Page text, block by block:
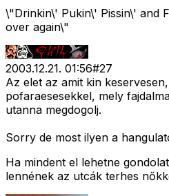
\"Drinkin\' Pukin\' Pissin\' and
over again\"
2003.12.21. 01:56#27
Az elet az amit kin
pofaraesesekkel, mely
utanna megdogolj.
Sorry de most ilyen a
Ha mindent el lehetne
lennének az utcák terhes